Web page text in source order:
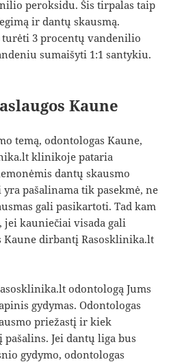
peroksidu. Šis tirpalas taip
ir dantų skausmą.
3 procentų vandenilio
sumaišyti 1:1 santykiu.
Kaune
temą, odontologas Kaune,
klinikoje pataria
dantų skausmo
pašalinama tik pasekmė, ne
gali pasikartoti. Tad kam
jei kauniečiai visada gali
Kaune dirbantį Rasosklinika.lt
odontologą Jums
gydymas. Odontologas
priežastį ir kiek
Jei dantų liga bus
gydymo, odontologas